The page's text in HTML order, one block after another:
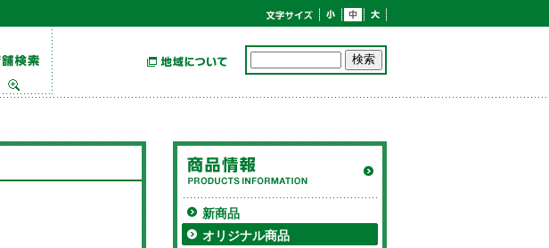
新商品
オリジナル商品